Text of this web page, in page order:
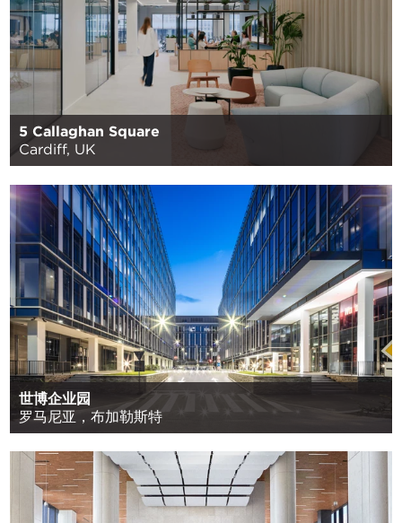
5 Callaghan Square
Cardiff, UK
世博企业园
罗马尼亚，布加勒斯特